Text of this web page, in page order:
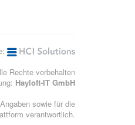
Rechte vorbehalten
Hayloft-IT GmbH
sowie für die
verantwortlich.